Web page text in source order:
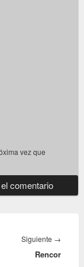
vez que
Siguiente →
Rencor